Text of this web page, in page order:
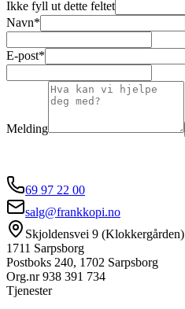
Ikke fyll ut dette feltet
Navn*
E-post*
Melding
69 97 22 00
salg@frankkopi.no
Skjoldensvei 9 (Klokkergården)
1711 Sarpsborg
Postboks 240, 1702 Sarpsborg
Org.nr938 391 734
Tjenester